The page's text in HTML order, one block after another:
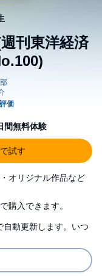
刊東洋経済
間無料体験
試す
オリジナル作品など
購入できます。
動更新します。いつ